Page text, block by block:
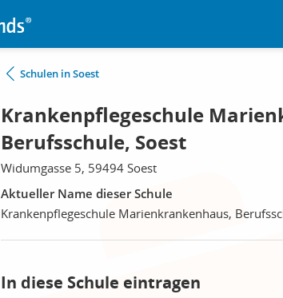
Schulen in Soest
Krankenpflegeschule
Berufsschule, Soest
Widumgasse 5, 59494 Soest
Aktueller Name dieser Schule
Krankenpflegeschule Marienkrankenhaus,
In diese Schule eintragen